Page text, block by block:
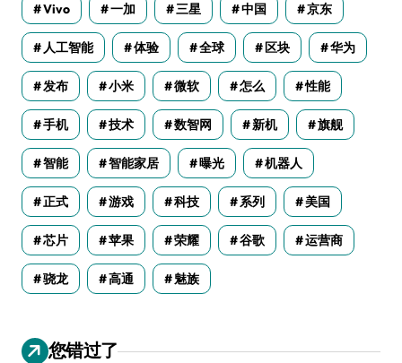
Vivo 一加 三星 中国 京东
人工智能 体验 全球 区块 华为
发布 小米 微软 怎么 性能
手机 技术 数智网 新机 旗舰
智能 智能家居 曝光 机器人
正式 游戏 科技 系列 美国
芯片 苹果 荣耀 谷歌 运营商
骁龙 高通 魅族
您错过了